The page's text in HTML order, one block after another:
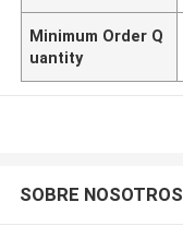
Minimum Order Q
uantity
SOBRE NOSOTROS